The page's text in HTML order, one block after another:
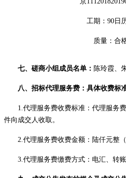
工期： 90日
质量：合
七、 磋商小组成员名单： 陈玲霞、
八、招标代理服务费 ： 具体收费标
1.代理服务费收费标准：代理服务费
件向成交人收取。
2.代理服务费收费金额： 陆仟元整
3.代理服务费缴费方式：电汇、转